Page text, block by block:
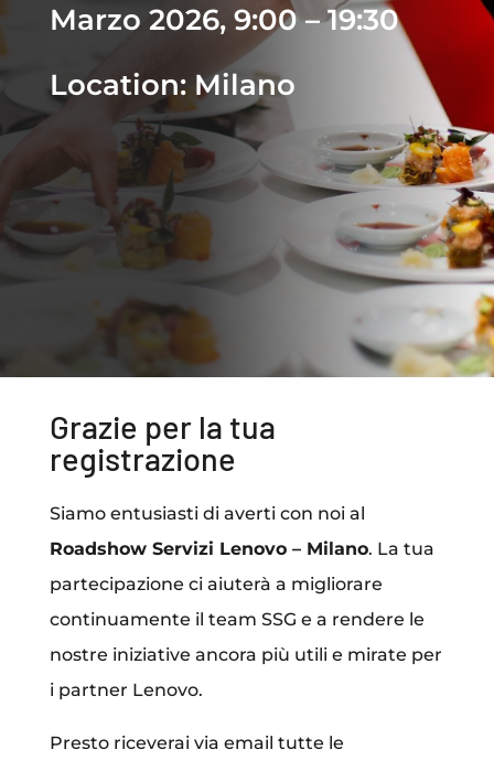
Marzo 2026, 9:00 – 19:30
Location: Milano
Grazie per la tua
registrazione
Siamo entusiasti di averti con noi al
Roadshow Servizi Lenovo – Milano. La tua
partecipazione ci aiuterà a migliorare
continuamente il team SSG e a rendere le
nostre iniziative ancora più utili e mirate per
i partner Lenovo.
Presto riceverai via email tutte le